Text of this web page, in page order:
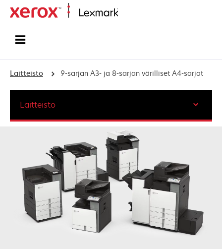
Laitteisto 9-sarjan A3- ja 8-sarjan värilliset A4-sarjat
Laitteisto